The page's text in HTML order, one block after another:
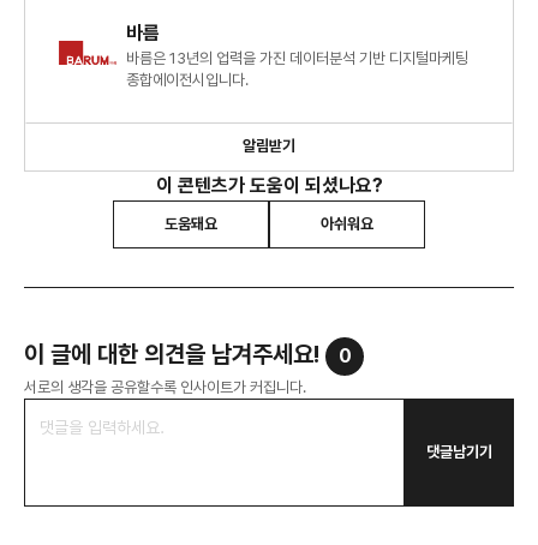
바름
바름은 13년의 업력을 가진 데이터분석 기반 디지털마케팅
종합에이전시입니다.
알림받기
이 콘텐츠가 도움이 되셨나요?
도움돼요 아쉬워요
이 글에 대한 의견을 남겨주세요! 0
서로의 생각을 공유할수록 인사이트가 커집니다.
댓글남기기